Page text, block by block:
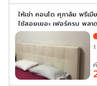
ให้เช่า คอนโด ศุภาลัย พรีเ
ใช้สอยเยอะ เฟอร์ครบ พลา